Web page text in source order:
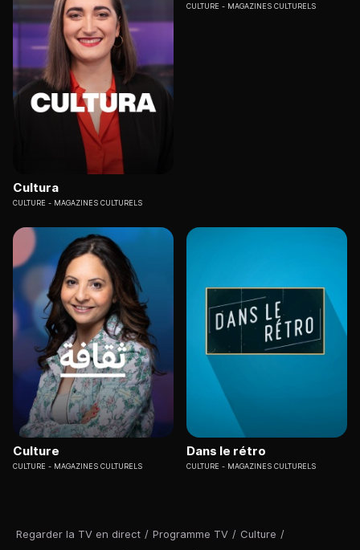
Regarder la TV en direct / Programme TV / Culture /
Cultura
CULTURE MAGAZINES CULTURELS
CULTURE MAGAZINES CULTURELS
Culture
CULTURE MAGAZINES CULTURELS
Dans le rétro
CULTURE MAGAZINES CULTURELS